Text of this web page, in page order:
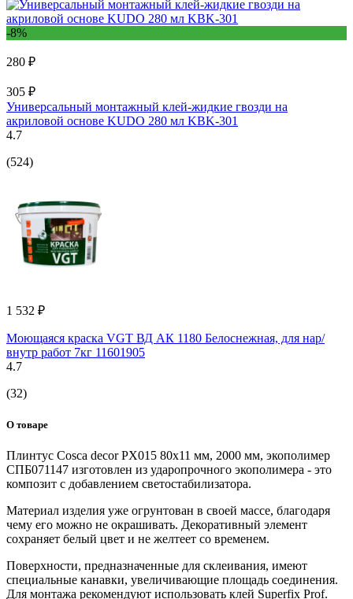
-8%
280 ₽
305 ₽
Универсальный монтажный клей-жидкие гвозди на
акриловой основе KUDO 280 мл KBK-301
4.7
(524)
1 532 ₽
Моющаяся краска VGT ВД АК 1180 Белоснежная, для нар/
внутр работ 7кг 11601905
4.7
(32)
О товаре
Плинтус Cosca decor PX015 80x11 мм, 2000 мм, экополимер
СПБ071147 изготовлен из ударопрочного экополимера - это
композит с добавлением светостабилизатора.
Материал изделия уже огрунтован в своей массе, благодаря
чему его можно не окрашивать. Декоративный элемент
сохраняет белый цвет и не желтеет со временем.
Поверхности, предназначенные для склеивания, имеют
специальные канавки, увеличивающие площадь соединения.
Для монтажа рекомендуют использовать клей Superfix Prof.